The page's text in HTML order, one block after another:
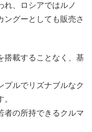
れ、ロシアではルノ
ングーとしても販売さ
搭載することなく、基
プルでリズナブルなク
者の所持できるクルマ